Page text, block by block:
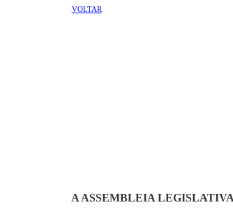
VOLTAR
A ASSEMBLEIA